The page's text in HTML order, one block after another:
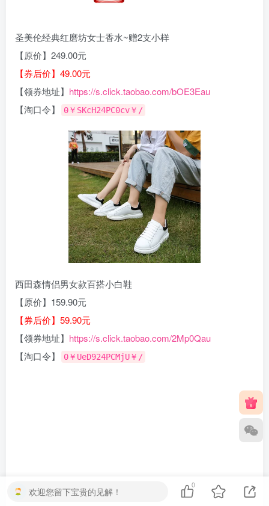
圣美伦经典红磨坊女士香水~赠2支小样
【原价】249.00元
【券后价】49.00元
【领券地址】 https://s.click.taobao.com/bOE3Eau
【淘口令】
0￥SKcH24PC0cv￥/
西田森情侣男女款百搭小白鞋
【原价】159.90元
【券后价】59.90元
【领券地址】 https://s.click.taobao.com/2Mp0Qau
【淘口令】
0￥UeD924PCMjU￥/
欢迎您留下宝贵的见解！
0